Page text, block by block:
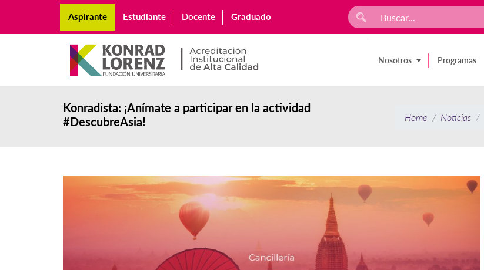
Aspirante Estudiante Docente Graduado
Nosotros Programas
Konradista: ¡Anímate a participar en la actividad
#DescubreAsia!
Home Noticias